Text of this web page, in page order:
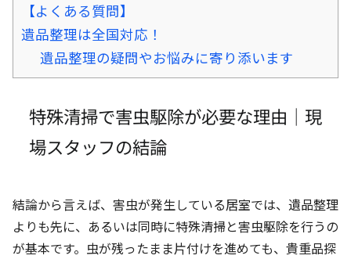
【よくある質問】
遺品整理は全国対応！
遺品整理の疑問やお悩みに寄り添います
特殊清掃で害虫駆除が必要な理由｜現
場スタッフの結論
結論から言えば、害虫が発生している居室では、遺品整理
よりも先に、あるいは同時に特殊清掃と害虫駆除を行うの
が基本です。虫が残ったまま片付けを進めても、貴重品探